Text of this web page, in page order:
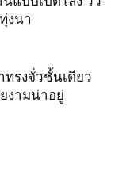
งนา
รงจั่วชั้นเดียว
งามน่าอยู่